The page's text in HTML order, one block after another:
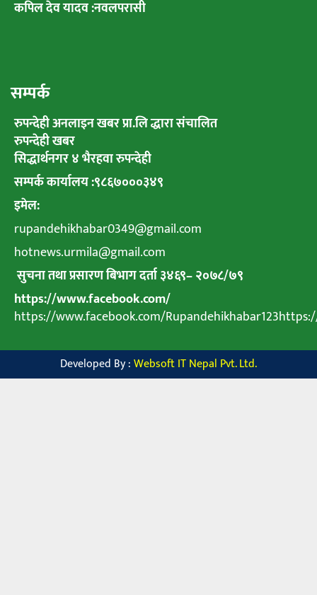
कपिल देव यादव :नवलपरासी
सम्पर्क
रुपन्देही अनलाइन खबर प्रा.लि द्धारा संचालित
रुपन्देही खबर
सिद्धार्थनगर ४ भैरहवा रुपन्देही
सम्पर्क कार्यालय :९८६७०००३४९
इमेल:
rupandehikhabar0349@gmail.com
hotnews.urmila@gmail.com
सुचना तथा प्रसारण बिभाग दर्ता ३४६९–२०७८/७९
https://www.facebook.com/
https://www.facebook.com/
Developed By :Websoft IT Nepal Pvt. Ltd.